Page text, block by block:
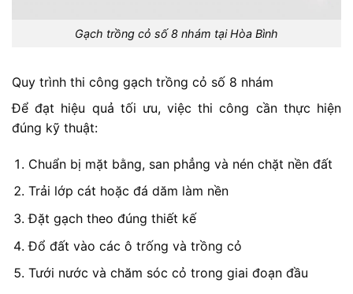
Gạch trồng cỏ số 8 nhám tại Hòa Bình
Quy trình thi công gạch trồng cỏ số 8 nhám
Để đạt hiệu quả tối ưu, việc thi công cần thực hiện
đúng kỹ thuật:
Chuẩn bị mặt bằng, san phẳng và nén chặt nền đất
Trải lớp cát hoặc đá dăm làm nền
Đặt gạch theo đúng thiết kế
Đổ đất vào các ô trống và trồng cỏ
Tưới nước và chăm sóc cỏ trong giai đoạn đầu